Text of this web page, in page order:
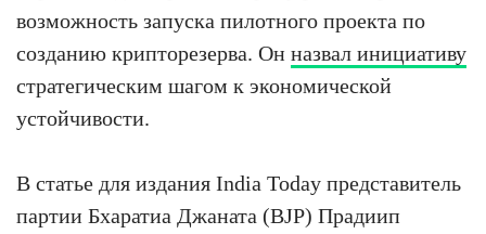
возможность запуска пилотного проекта по
созданию крипторезерва. Он назвал инициативу
стратегическим шагом к экономической
устойчивости.
В статье для издания India Today представитель
партии Бхаратиа Джаната (BJP) Прадиип